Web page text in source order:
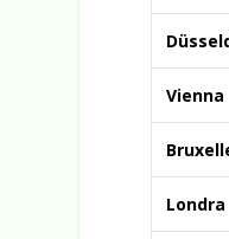
Vienna
Londra